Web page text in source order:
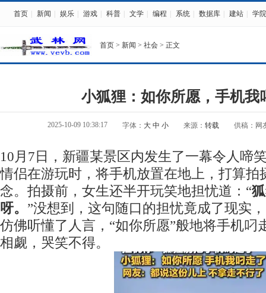
首页 新闻 娱乐 游戏 科普 文学 编程 系统 数据库 建站 学院
首页 > 新闻 > 社会 > 正文
小狐狸：如你所愿，手机我
2025-10-09 10:38:17 字体： 大 中 小 来源： 转载 供稿：网
10月7日，新疆某景区内发生了一幕令人啼
情侣在游玩时，将手机放置在地上，打算拍
念。拍摄前，女生还半开玩笑地担忧道：“
呀。 ”没想到，这句随口的担忧竟成了现实
仿佛听懂了人言，“如你所愿”般地将手机叼
相觑，哭笑不得。